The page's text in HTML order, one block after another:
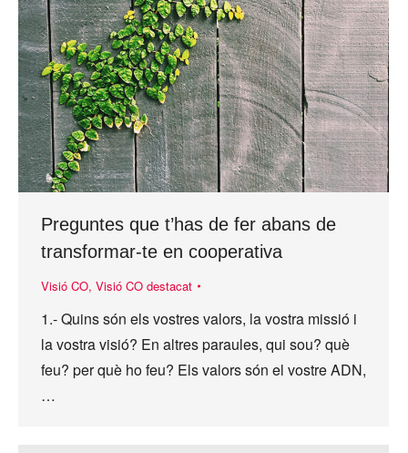
Preguntes que t’has de fer abans de
transformar-te en cooperativa
Visió CO, Visió CO destacat
1.- Quins són els vostres valors, la vostra missió i
la vostra visió? En altres paraules, qui sou? què
feu? per què ho feu? Els valors són el vostre ADN,
…